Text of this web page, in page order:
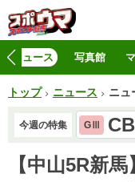
ニュース 写真館
トップ ニュース ニュ
今週の特集 GⅢ
【中山5R新